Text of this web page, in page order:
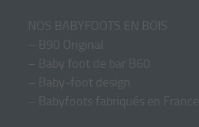
NOS BABYFOOTS EN BOIS
– B90 Original
– Baby foot de bar B60
– Baby-foot design
– Babyfoots fabriqués en France